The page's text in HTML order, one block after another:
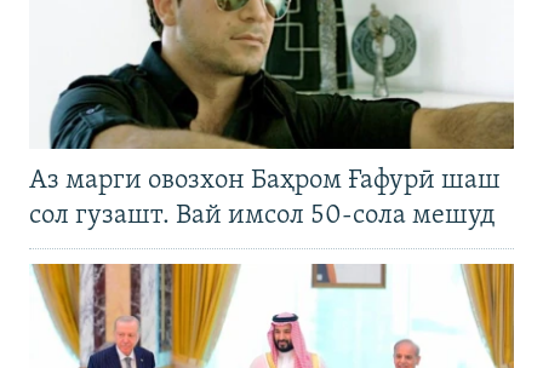
Аз марги овозхон Баҳром Ғафурӣ шаш
сол гузашт. Вай имсол 50-сола мешуд